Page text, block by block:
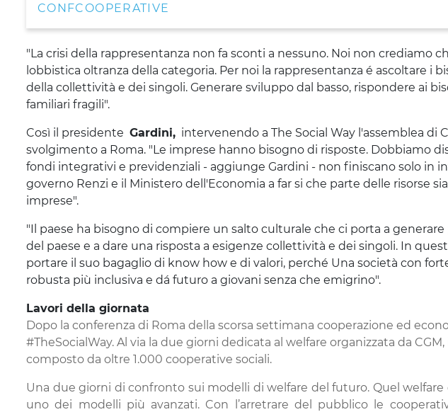
CONFCOOPERATIVE
"La crisi della rappresentanza non fa sconti a nessuno. Noi non crediamo
lobbistica oltranza della categoria. Per noi la rappresentanza é ascoltare i
della collettività e dei singoli. Generare sviluppo dal basso, rispondere ai
familiari fragili".
Così il presidente Gardini, intervenendo a The Social Way l'assemblea di
svolgimento a Roma. "Le imprese hanno bisogno di risposte. Dobbiamo
fondi integrativi e previdenziali - aggiunge Gardini - non finiscano solo in
governo Renzi e il Ministero dell'Economia a far si che parte delle risorse
imprese".
"Il paese ha bisogno di compiere un salto culturale che ci porta a
del paese e a dare una risposta a esigenze collettività e dei singoli. In
portare il suo bagaglio di know how e di valori, perché Una società con
robusta più inclusiva e dá futuro a giovani senza che emigrino".
Lavori della giornata
Dopo la conferenza di Roma della scorsa settimana cooperazione ed
#TheSocialWay. Al via la due giorni dedicata al welfare organizzata da
composto da oltre 1.000 cooperative sociali.
Una due giorni di confronto sui modelli di welfare del futuro. Quel
uno dei modelli più avanzati. Con l’arretrare del pubblico le